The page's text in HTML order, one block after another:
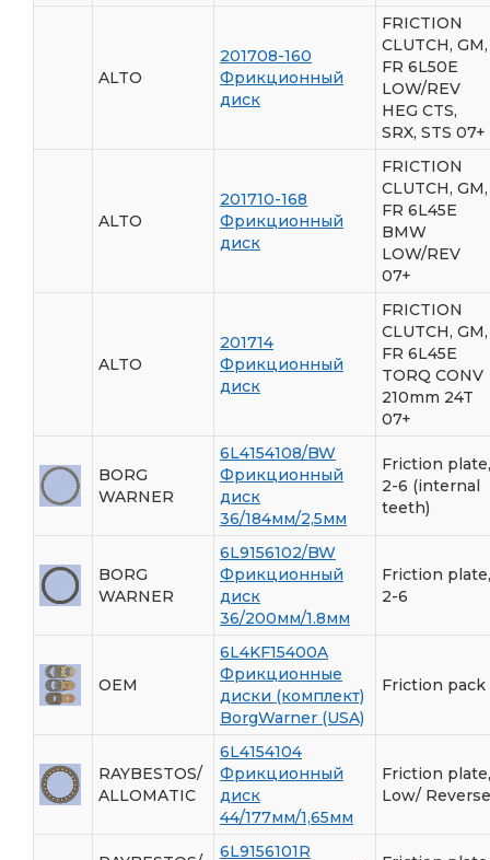
ALTO
201708-160
Фрикционный
диск
FRICTION
CLUTCH, GM,
FR 6L50E
LOW/REV
HEG CTS,
SRX, STS 07+
ALTO
201710-168
Фрикционный
диск
FRICTION
CLUTCH, GM,
FR 6L45E
BMW
LOW/REV
07+
ALTO
201714
Фрикционный
диск
FRICTION
CLUTCH, GM,
FR 6L45E
TORQ CONV
210mm 24T
07+
BORG
WARNER
6L4154108/BW
Фрикционный
диск
36/184мм/2,5мм
Friction plate,
2-6 (internal
teeth)
BORG
WARNER
6L9156102/BW
Фрикционный
диск
36/200мм/1.8мм
Friction plate,
2-6
OEM
6L4KF15400A
Фрикционные
диски (комплект)
BorgWarner (USA)
Friction pack
RAYBESTOS/
ALLOMATIC
6L4154104
Фрикционный
диск
44/177мм/1,65мм
Friction plate,
Low/ Reverse
6L9156101R